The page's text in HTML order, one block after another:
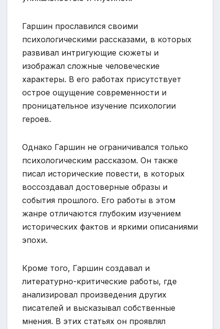
Гаршин прославился своими
психологическими рассказами, в которых
развивал интригующие сюжеты и
изображал сложные человеческие
характеры. В его работах присутствует
острое ощущение современности и
проницательное изучение психологии
героев.
Однако Гаршин не ограничивался только
психологическим рассказом. Он также
писал исторические повести, в которых
воссоздавал достоверные образы и
события прошлого. Его работы в этом
жанре отличаются глубоким изучением
исторических фактов и яркими описаниями
эпохи.
Кроме того, Гаршин создавал и
литературно-критические работы, где
анализировал произведения других
писателей и высказывал собственные
мнения. В этих статьях он проявлял